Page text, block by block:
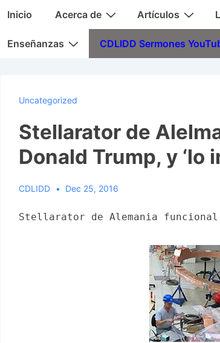
MainInicio Acerca de Artículos
Enseñanzas CDLIDD Sermones
Uncategorized
Stellarator de
Donald Trump, y ‘lo
CDLIDD Dec 25, 2016
Stellarator de Alemania